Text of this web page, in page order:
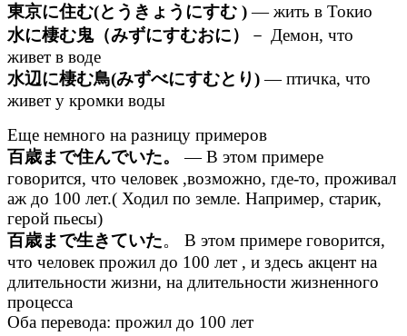
東京に住む(とうきょうにすむ )— жить в Токио
水に棲む鬼（みずにすむおに）
－ Демон, что
живет в воде
水辺に棲む鳥(みずべにすむとり)— птичка, что
живет у кромки воды
Еще немного на разницу примеров
百歳まで住んでいた。
— В этом примере
говорится, что человек ,возможно, где-то, проживал
аж до 100 лет.( Ходил по земле. Например, старик,
герой пьесы)
百歳まで生きていた。 В этом примере говорится,
что человек прожил до 100 лет , и здесь акцент на
длительности жизни, на длительности жизненного
процесса
Оба перевода: прожил до 100 лет